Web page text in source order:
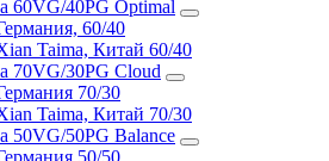
60VG/40PG Optimal
60/40
Taima, Китай 60/40
70VG/30PG Cloud
70/30
Taima, Китай 70/30
50VG/50PG Balance
50/50